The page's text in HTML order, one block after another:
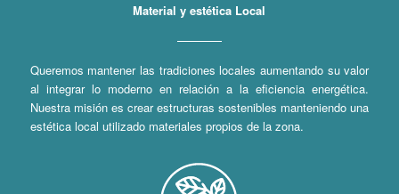
Material y estética Local
Queremos mantener las tradiciones locales aumentando su valor
al integrar lo moderno en relación a la eficiencia energética.
Nuestra misión es crear estructuras sostenibles manteniendo una
estética local utilizado materiales propios de la zona.